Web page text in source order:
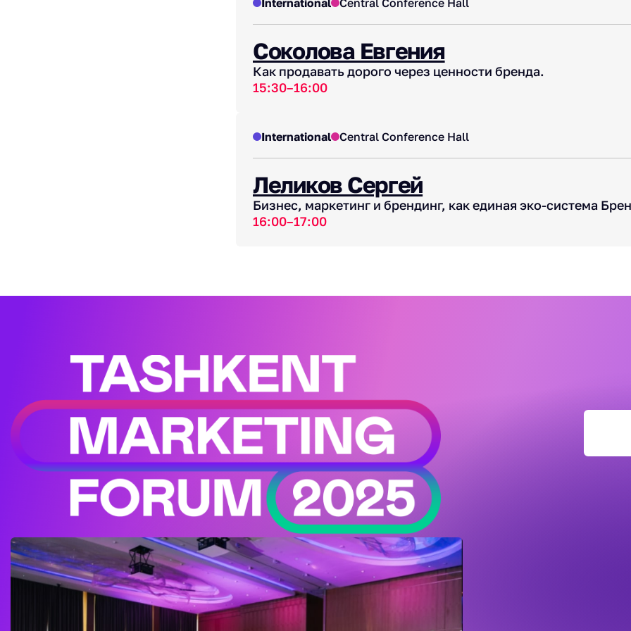
Соколова Евгения
Как продавать дорого через ценности бренда.
15:30–16:00
International Central Conference Hall
Леликов Сергей
Бизнес, маркетинг и брендинг, как единая эко-система
16:00–17:00